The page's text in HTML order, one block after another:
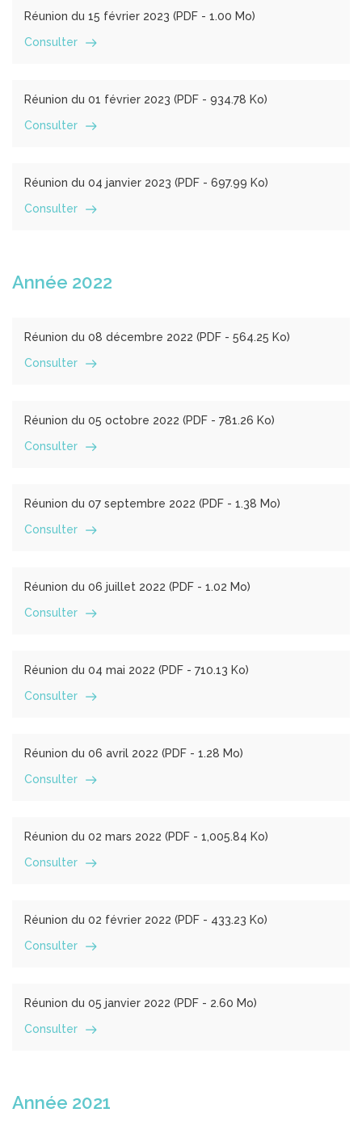
Réunion du 15 février 2023 (PDF - 1.00 Mo)
Consulter
Réunion du 01 février 2023 (PDF - 934.78 Ko)
Consulter
Réunion du 04 janvier 2023 (PDF - 697.99 Ko)
Consulter
Année 2022
Réunion du 08 décembre 2022 (PDF - 564.25 Ko)
Consulter
Réunion du 05 octobre 2022 (PDF - 781.26 Ko)
Consulter
Réunion du 07 septembre 2022 (PDF - 1.38 Mo)
Consulter
Réunion du 06 juillet 2022 (PDF - 1.02 Mo)
Consulter
Réunion du 04 mai 2022 (PDF - 710.13 Ko)
Consulter
Réunion du 06 avril 2022 (PDF - 1.28 Mo)
Consulter
Réunion du 02 mars 2022 (PDF - 1,005.84 Ko)
Consulter
Réunion du 02 février 2022 (PDF - 433.23 Ko)
Consulter
Réunion du 05 janvier 2022 (PDF - 2.60 Mo)
Consulter
Année 2021